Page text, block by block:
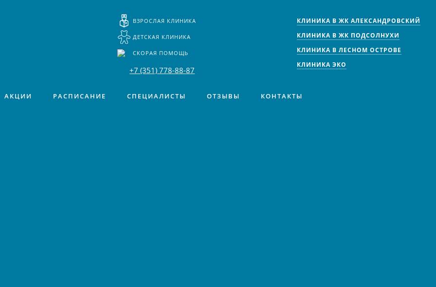
ВЗРОСЛАЯ КЛИНИКА
ДЕТСКАЯ КЛИНИКА
СКОРАЯ ПОМОЩЬ
+7 (351) 778-88-87
КЛИНИКА В ЖК АЛЕКСАНДРОВСКИЙ
КЛИНИКА В ЖК ПОДСОЛНУХИ
КЛИНИКА В ЛЕСНОМ ОСТРОВЕ
КЛИНИКА ЭКО
АКЦИИ РАСПИСАНИЕ СПЕЦИАЛИСТЫ ОТЗЫВЫ КОНТАКТЫ